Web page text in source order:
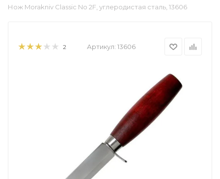
Нож Morakniv Classic No 2F, углеродистая сталь, 13606
2 Артикул: 13606